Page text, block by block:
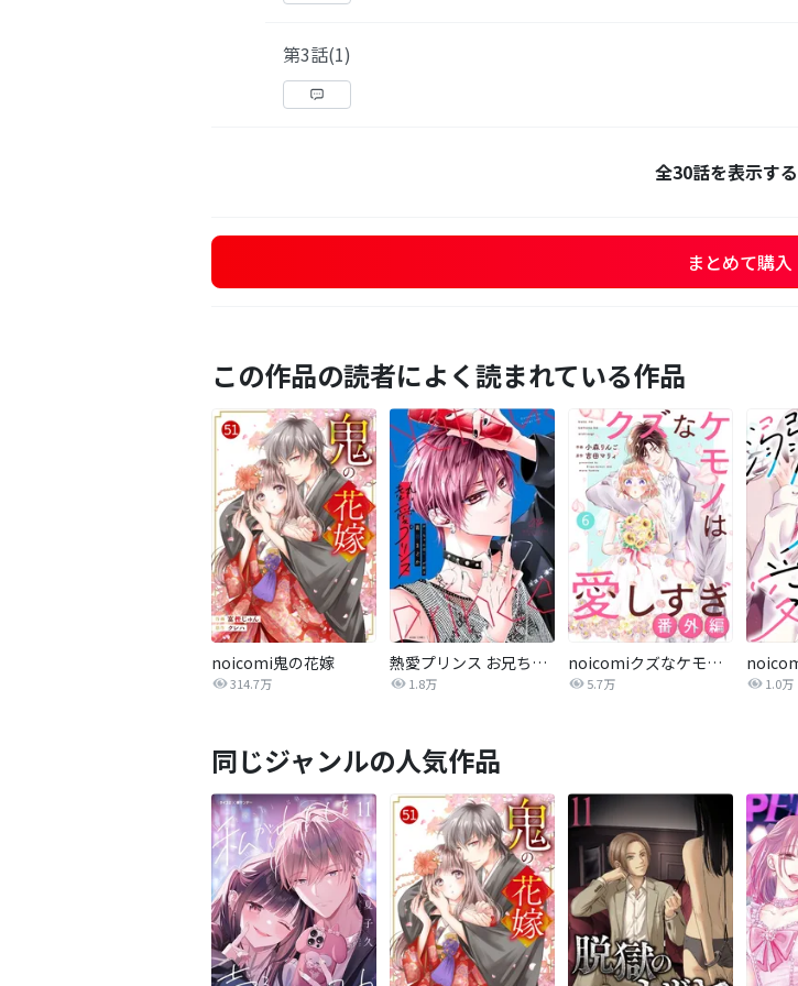
第3話(1)
全30話を表示する
まとめて購入
この作品の読者によく読まれている作品
noicomi鬼の花嫁
314.7万
熱愛プリンス お兄ちゃんはキミが好き
1.8万
noicomiクズなケモノは愛しすぎ
5.7万 1.0万
同じジャンルの人気作品